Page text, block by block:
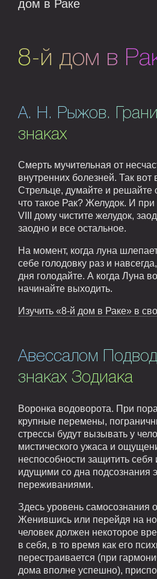
дом в Раке
8-й дом в
А. Н. Рыжов.
знаках
Смерть мучительная от
внутренних болезней. Так вот
Стрельце, думайте и решайте
что такое Рак? Желудок. И
VIII дому чистите желудок,
заодно и все остальное.
На момент, когда луна
себе голодовку раз и
дня голодайте. А когда Луна
начинайте выходить.
Изучить «8-й дом в Раке» в
Авессалом
знаках Зодиака
Воронка водоворота. При
крупные перемены,
стрессы будут вызывать у
мистического ужаса и
неспособности защитить себя
идущими со дна подсознания
переживаниями.
Здесь уровень самосознания
Женившись или перейдя на
человек должен некоторое
в себя, в то время как его
перестраивается (при
дома вполне успешно),